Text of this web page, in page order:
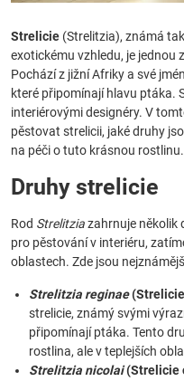
Strelicie (Strelitzia), známá
exotickému vzhledu, je jednou
Pochází z jižní Afriky a své
které připomínají hlavu ptáka.
interiérovými designéry. V
pěstovat strelicii, jaké druhy
na péči o tuto krásnou rostlinu.
Druhy strelicie
Rod Strelitziazahrnuje několik
pro pěstování v interiéru,
oblastech. Zde jsou
Strelitzia reginae
strelicie, známý svými
připomínají ptáka. Tento
rostlina, ale v teplejších
Strelitzia nicolai(Strelicie